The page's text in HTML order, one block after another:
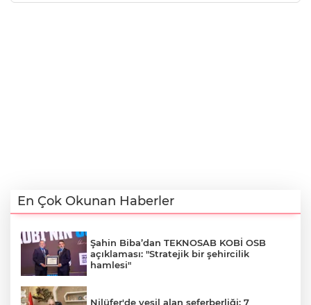
En Çok Okunan Haberler
Şahin Biba’dan TEKNOSAB KOBİ OSB
açıklaması: "Stratejik bir şehircilik
hamlesi"
Nilüfer'de yeşil alan seferberliği: 7